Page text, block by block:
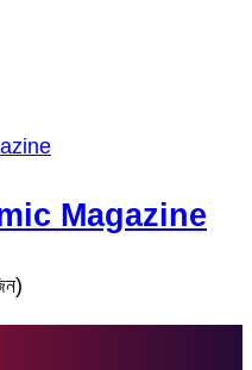
Magazine